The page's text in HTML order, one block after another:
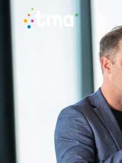
TMA - Unieke talenten vinden